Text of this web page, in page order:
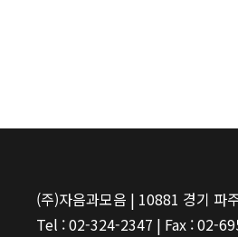
(주)자음과모음 | 10881 경기
Tel : 02-324-2347 | Fax : 02-